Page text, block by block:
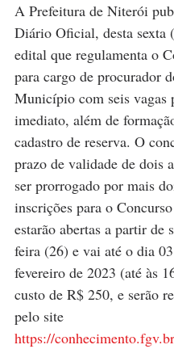
A Prefeitura de Niterói
Diário Oficial, desta sexta
edital que regulamenta o
para cargo de procurador
Município com seis vagas
imediato, além de
cadastro de reserva. O
prazo de validade de dois
ser prorrogado por mais
inscrições para o
estarão abertas a partir de
feira (26) e vai até o dia
fevereiro de 2023 (até às
custo de R$ 250, e serão
pelo site
https://